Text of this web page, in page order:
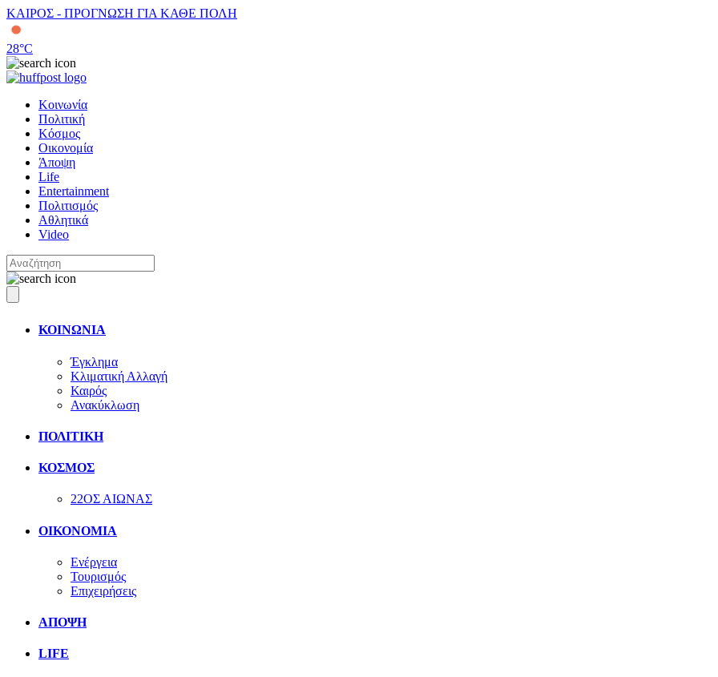
ΚΑΙΡΟΣ - ΠΡΟΓΝΩΣΗ ΓΙΑ ΚΑΘΕ ΠΟΛΗ
28°C
Κοινωνία
Πολιτική
Κόσμος
Οικονομία
Άποψη
Life
Entertainment
Πολιτισμός
Αθλητικά
Video
ΚΟΙΝΩΝΙΑ
Έγκλημα
Κλιματική Αλλαγή
Καιρός
Ανακύκλωση
ΠΟΛΙΤΙΚΗ
ΚΟΣΜΟΣ
22ΟΣ ΑΙΩΝΑΣ
ΟΙΚΟΝΟΜΙΑ
Ενέργεια
Τουρισμός
Επιχειρήσεις
ΑΠΟΨΗ
LIFE